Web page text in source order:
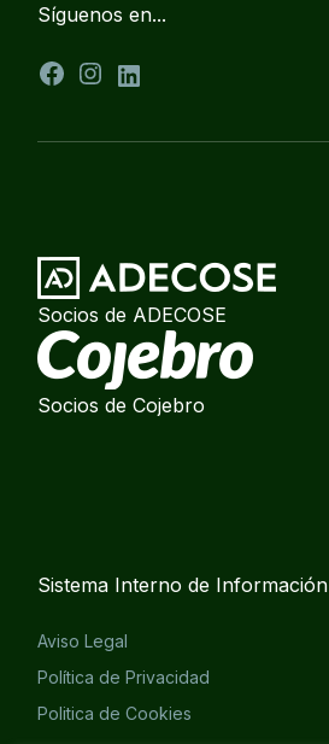
Síguenos en...
Socios de ADECOSE
Socios de Cojebro
Sistema Interno de Información
Aviso Legal
Política de Privacidad
Politica de Cookies